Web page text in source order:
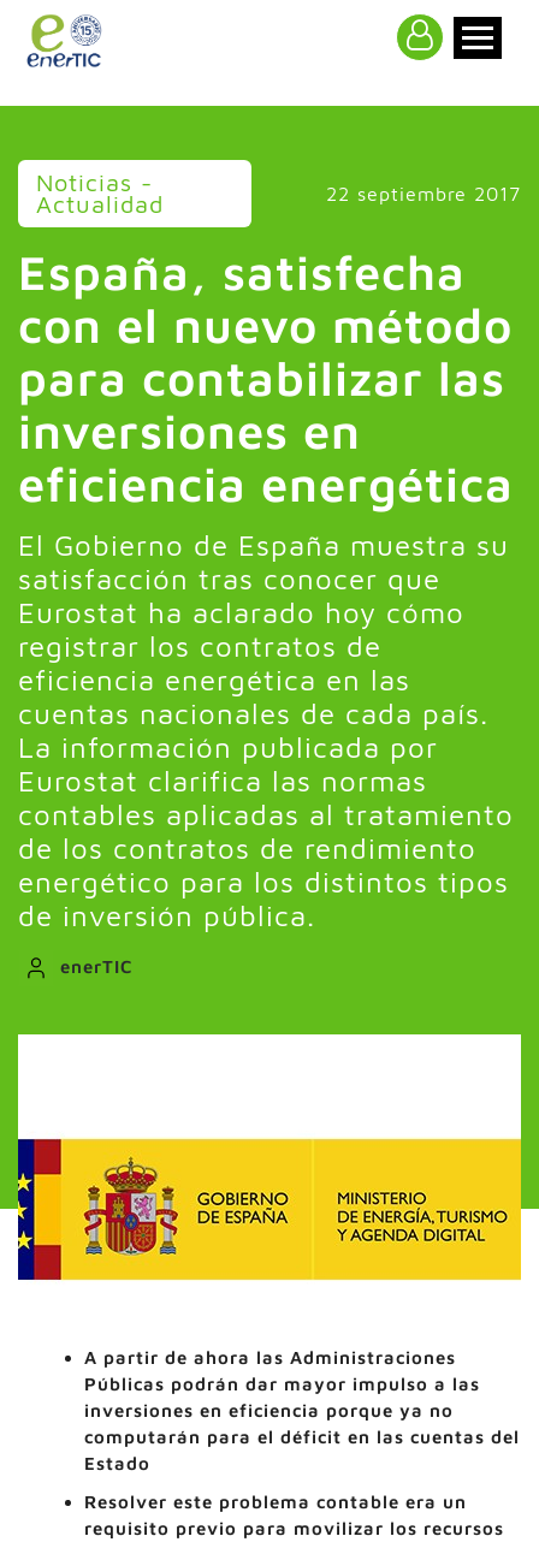
Noticias -
Actualidad 22 septiembre 2017
España, satisfecha
con el nuevo método
para contabilizar las
inversiones en
eficiencia energética
El Gobierno de España muestra su
satisfacción tras conocer que
Eurostat ha aclarado hoy cómo
registrar los contratos de
eficiencia energética en las
cuentas nacionales de cada país.
La información publicada por
Eurostat clarifica las normas
contables aplicadas al tratamiento
de los contratos de rendimiento
energético para los distintos tipos
de inversión pública.
enerTIC
A partir de ahora las Administraciones
Públicas podrán dar mayor impulso a las
inversiones en eficiencia porque ya no
computarán para el déficit en las cuentas del
Estado
Resolver este problema contable era un
requisito previo para movilizar los recursos